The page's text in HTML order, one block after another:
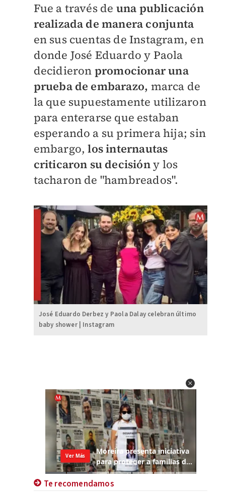
Fue a través de una publicación
realizada de manera conjunta
en sus cuentas de Instagram, en
donde José Eduardo y Paola
decidieron promocionar una
prueba de embarazo, marca de
la que supuestamente utilizaron
para enterarse que estaban
esperando a su primera hija; sin
embargo,los internautas
criticaron su decisióny los
tacharon de "hambreados".
José Eduardo Derbez y Paola Dalay celebran último
baby shower | Instagram
Te recomendamos